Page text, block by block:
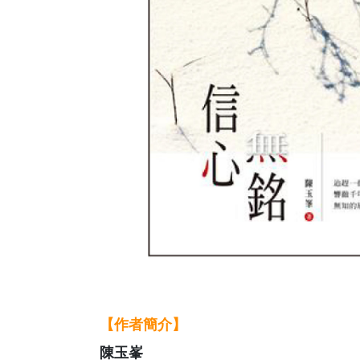
【作者簡介】
陳玉峯